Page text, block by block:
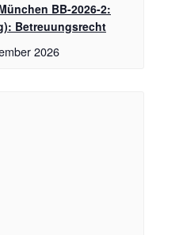
BB-2026-2:
Betreuungsrecht
2026